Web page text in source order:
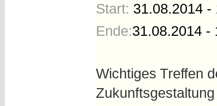
Start: 31.08.2014 -
Ende:31.08.2014 -
Wichtiges Treffen
Zukunftsgestaltung